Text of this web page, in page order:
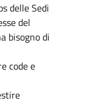
delle Sedi
del
bisogno di
code e